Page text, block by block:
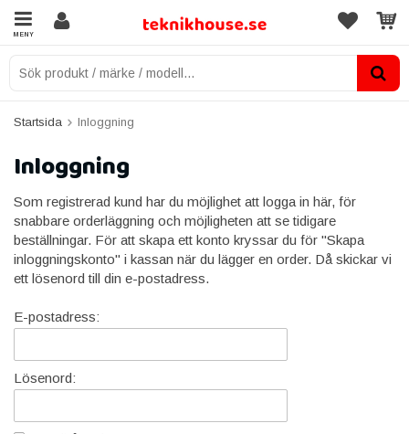
MENY
Startsida Inloggning
Inloggning
Som registrerad kund har du möjlighet att logga in här, för
snabbare orderläggning och möjligheten att se tidigare
beställningar. För att skapa ett konto kryssar du för "Skapa
inloggningskonto" i kassan när du lägger en order. Då skickar vi
ett lösenord till din e-postadress.
E-postadress:
Lösenord: